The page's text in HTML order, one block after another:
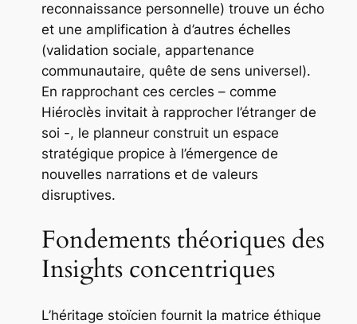
reconnaissance personnelle) trouve un écho
et une amplification à d’autres échelles
(validation sociale, appartenance
communautaire, quête de sens universel).
En rapprochant ces cercles – comme
Hiéroclès invitait à rapprocher l’étranger de
soi -, le planneur construit un espace
stratégique propice à l’émergence de
nouvelles narrations et de valeurs
disruptives.
Fondements théoriques des
Insights concentriques
L’héritage stoïcien fournit la matrice éthique